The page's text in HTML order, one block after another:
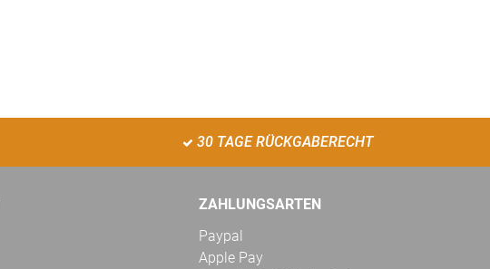
30 TAGE RÜCKGABERECHT
ZAHLUNGSARTEN
Paypal
Apple Pay